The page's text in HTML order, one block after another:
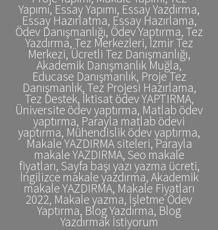
Yapımı, Essay Yapımı, Essay Yazdırma,
Essay Hazırlatma, Essay Hazırlama,
Ödev Danışmanlığı, Ödev Yaptırma, Tez
Yazdırma, Tez Merkezleri, İzmir Tez
Merkezi, Ücretli Tez Danışmanlığı,
Akademik Danışmanlık Muğla,
Educase Danışmanlık, Proje Tez
Danışmanlık, Tez Projesi Hazırlama,
Tez Destek, İktisat ödev YAPTIRMA,
Üniversite ödev yaptırma, Matlab ödev
yaptırma, Parayla matlab ödevi
yaptırma, Mühendislik ödev yaptırma,
Makale YAZDIRMA siteleri, Parayla
makale YAZDIRMA, Seo makale
fiyatları, Sayfa başı yazı yazma ücreti,
İngilizce makale yazdırma, Akademik
makale YAZDIRMA, Makale Fiyatları
2022, Makale yazma, İşletme Ödev
Yaptırma, Blog Yazdırma, Blog
Yazdırmak İstiyorum